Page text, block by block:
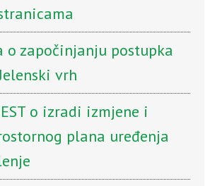
o započinjanju postupka
vrh
o izradi izmjene i
plana uređenja